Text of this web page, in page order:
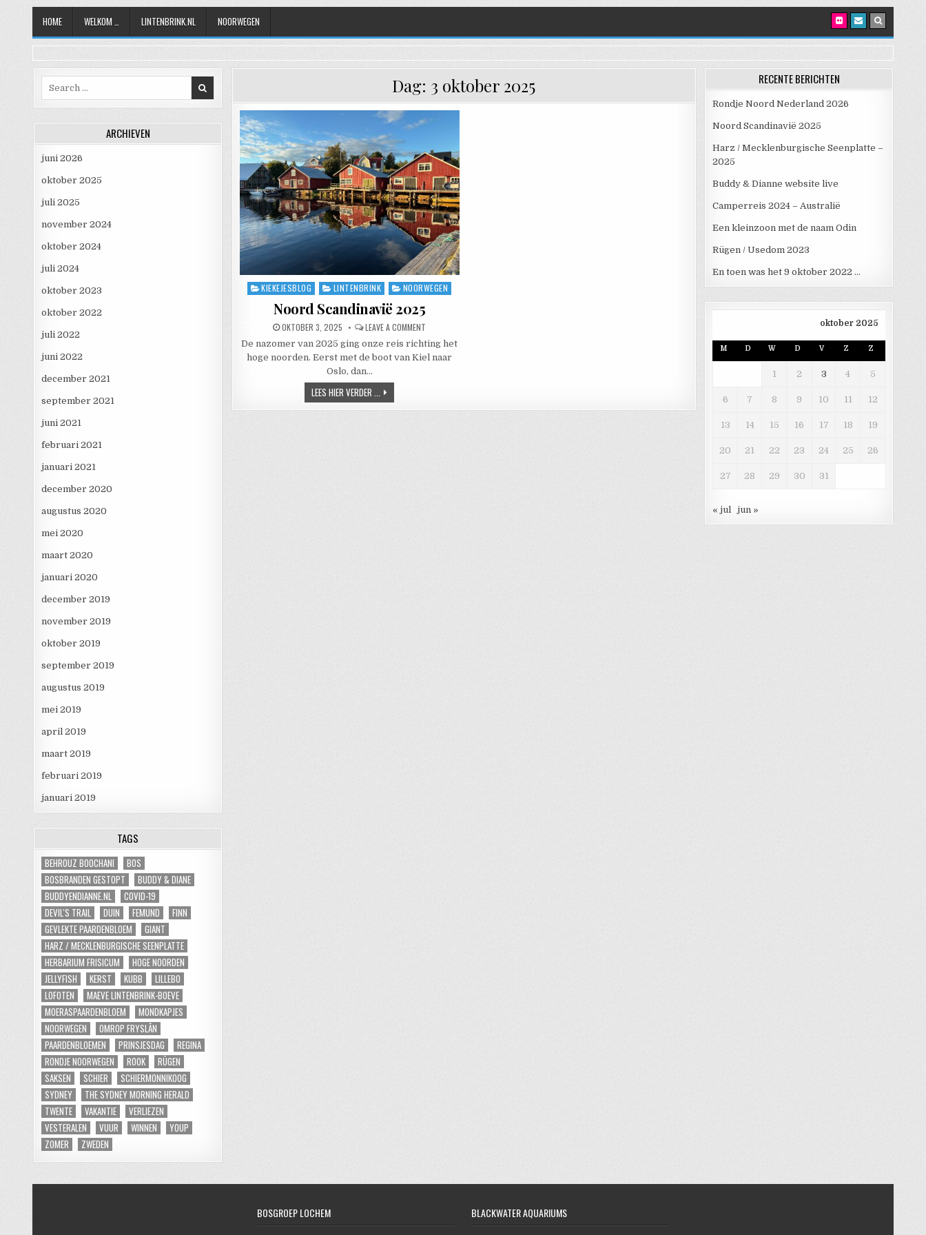
HOME WELKOM … LINTENBRINK.NL NOORWEGEN
Dag: 3 oktober 2025
Posted in
KIEKEJESBLOG LINTENBRINK NOORWEGEN
Noord Scandinavië 2025
PUBLISHED DATE:
OKTOBER 3, 2025 LEAVE A COMMENT
De nazomer van 2025 ging onze reis richting het
hoge noorden. Eerst met de boot van Kiel naar
Oslo, dan…
LEES HIER VERDER ... NOORD SCANDINAVIË 2025
Search for:
ARCHIEVEN
juni 2026
oktober 2025
juli 2025
november 2024
oktober 2024
juli 2024
oktober 2023
oktober 2022
juli 2022
juni 2022
december 2021
september 2021
juni 2021
februari 2021
januari 2021
december 2020
augustus 2020
mei 2020
maart 2020
januari 2020
december 2019
november 2019
oktober 2019
september 2019
augustus 2019
mei 2019
april 2019
maart 2019
februari 2019
januari 2019
TAGS
BEHROUZ BOOCHANI
BOS
BOSBRANDEN GESTOPT
BUDDY & DIANE
BUDDYENDIANNE.NL
COVID-19
DEVIL'S TRAIL
DUIN FEMUND
FINN
GEVLEKTE PAARDENBLOEM
GIANT
HARZ / MECKLENBURGISCHE SEENPLATTE
HERBARIUM FRISICUM
HOGE NOORDEN
JELLYFISH
KERST KUBB
LILLEBO
LOFOTEN
MAEVE LINTENBRINK-BOEVE
MOERASPAARDENBLOEM
MONDKAPJES
NOORWEGEN
OMROP FRYSLÂN
PAARDENBLOEMEN
PRINSJESDAG
REGINA
RONDJE NOORWEGEN
ROOK
RÜGEN
SAKSEN
SCHIER
SCHIERMONNIKOOG
SYDNEY
THE SYDNEY MORNING HERALD
TWENTE
VAKANTIE
VERLIEZEN
VESTERALEN
VUUR WINNEN
YOUP
ZOMER
ZWEDEN
RECENTE BERICHTEN
Rondje Noord Nederland 2026
Noord Scandinavië 2025
Harz / Mecklenburgische Seenplatte –
2025
Buddy & Dianne website live
Camperreis 2024 – Australië
Een kleinzoon met de naam Odin
Rügen / Usedom 2023
En toen was het 9 oktober 2022 …
oktober 2025
M D W D V Z Z
1 2 3 4 5
6 7 8 9 10 11 12
13 14 15 16 17 18 19
20 21 22 23 24 25 26
27 28 29 30 31
« jul jun »
BOSGROEP LOCHEM BLACKWATER AQUARIUMS